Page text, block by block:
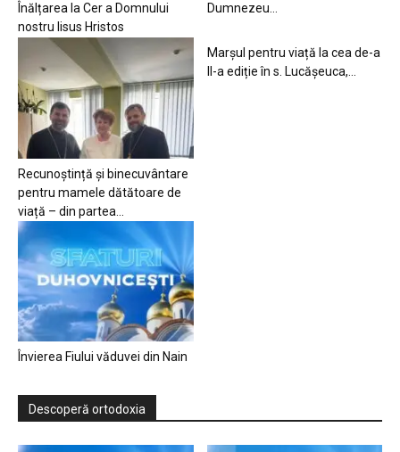
Înălțarea la Cer a Domnului
nostru Iisus Hristos
Dumnezeu…
Recunoștință și binecuvântare
pentru mamele dătătoare de
viață – din partea...
Marșul pentru viață la cea de-a
II-a ediție în s. Lucășeuca,...
Învierea Fiului văduvei din Nain
Descoperă ortodoxia